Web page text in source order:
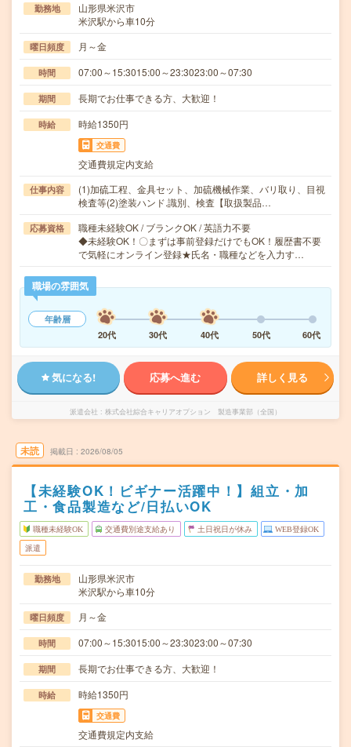
勤務地
山形県米沢市
米沢駅から車10分
曜日頻度 月～金
時間 07:00～15:3015:00～23:3023:00～07:30
期間 長期でお仕事できる方、大歓迎！
時給 時給1350円
交通費
交通費規定内支給
仕事内容
(1)加硫工程、金具セット、加硫機械作業、バリ取り、目視
検査等(2)塗装ハンド.識別、検査【取扱製品…
応募資格
職種未経験OK / ブランクOK / 英語力不要
◆未経験OK！〇まずは事前登録だけでもOK！履歴書不要
で気軽にオンライン登録★氏名・職種などを入力す…
職場の雰囲気
年齢層
20代
30代 40代 50代 60代
気になる! 応募へ進む 詳しく見る
派遣会社 株式会社綜合キャリアオプション 製造事業部（全国）
未読 掲載日 2026/08/05
【未経験OK！ビギナー活躍中！】組立・加
工・食品製造など/日払いOK
職種未経験OK 交通費別途支給あり 土日祝日が休み WEB登録OK
派遣
勤務地
山形県米沢市
米沢駅から車10分
曜日頻度 月～金
時間 07:00～15:3015:00～23:3023:00～07:30
期間 長期でお仕事できる方、大歓迎！
時給 時給1350円
交通費
交通費規定内支給